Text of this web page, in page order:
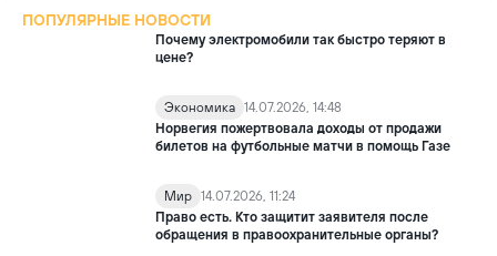
ПОПУЛЯРНЫЕ НОВОСТИ
Почему электромобили так быстро теряют в
цене?
Экономика 14.07.2026, 14:48
Норвегия пожертвовала доходы от продажи
билетов на футбольные матчи в помощь Газе
Мир 14.07.2026, 11:24
Право есть. Кто защитит заявителя после
обращения в правоохранительные органы?